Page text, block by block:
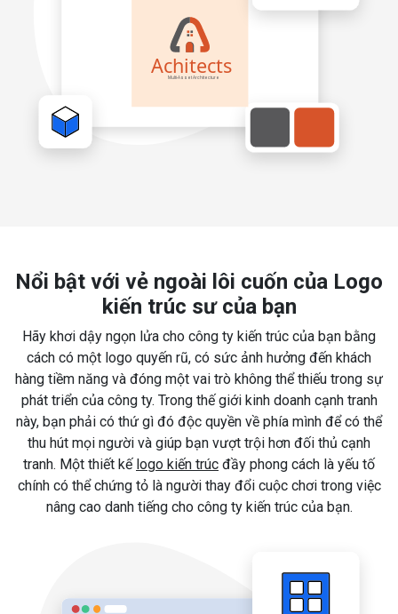
Nổi bật với vẻ ngoài lôi cuốn của Logo
kiến trúc sư của bạn
Hãy khơi dậy ngọn lửa cho công ty kiến trúc của bạn bằng
cách có một logo quyến rũ, có sức ảnh hưởng đến khách
hàng tiềm năng và đóng một vai trò không thể thiếu trong sự
phát triển của công ty. Trong thế giới kinh doanh cạnh tranh
này, bạn phải có thứ gì đó độc quyền về phía mình để có thể
thu hút mọi người và giúp bạn vượt trội hơn đối thủ cạnh
tranh. Một thiết kế logo kiến trúc đầy phong cách là yếu tố
chính có thể chứng tỏ là người thay đổi cuộc chơi trong việc
nâng cao danh tiếng cho công ty kiến trúc của bạn.